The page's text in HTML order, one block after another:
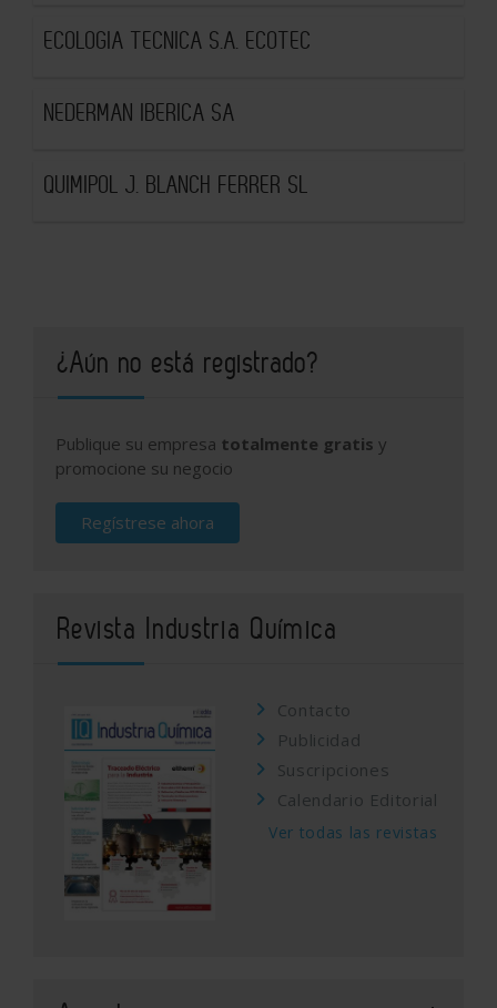
ECOLOGIA TECNICA S.A. ECOTEC
NEDERMAN IBERICA SA
QUIMIPOL J. BLANCH FERRER SL
¿Aún no está registrado?
Publique su empresa totalmente gratis y
promocione su negocio
Regístrese ahora
Revista Industria Química
Contacto
Publicidad
Suscripciones
Calendario Editorial
Ver todas las revistas